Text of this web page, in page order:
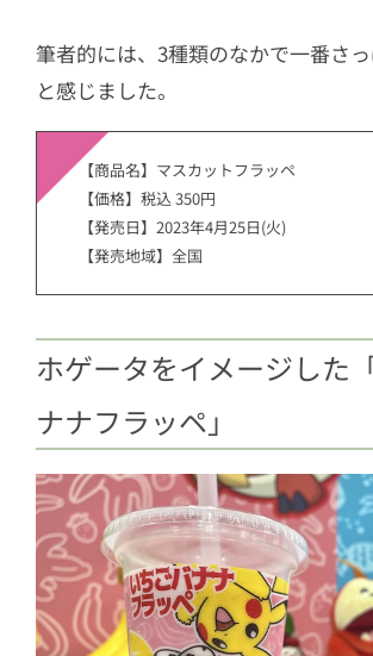
筆者的には、3種類のなかで一番さ
と感じました。
【商品名】マスカットフラッペ
【価格】税込 350円
【発売日】2023年4月25日(火)
【発売地域】全国
ホゲータをイメージした
ナナフラッペ」